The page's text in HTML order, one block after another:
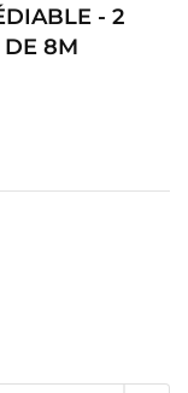
- 2
DE 8M